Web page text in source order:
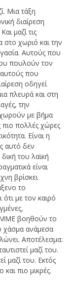
Μια τάξη
διαίρεση
μαζί τις
στο χωριό και την
Αυτούς που
πουλούν τον
που
οδηγεί
πλευρά και στη
την
με βήμα
πιο πολλές χώρες
Είναι η
αυτό δεν
του λαϊκή
είναι
βρίσκει
το
ότι με τον καιρό
βοηθούν το
χάσμα ανάμεσα
Αποτέλεσμα:
μαζί του.
μαζί του. Εκτός
πιο μικρές.